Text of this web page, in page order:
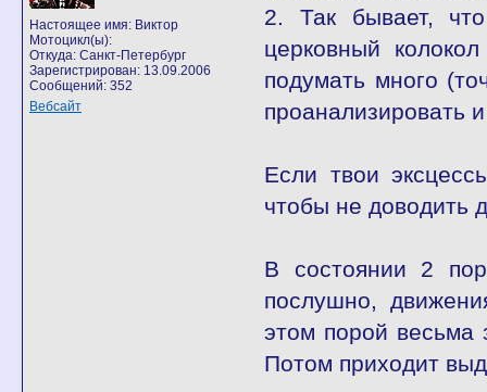
Настоящее имя: Виктор
Мотоцикл(ы):
Откуда: Санкт-Петербург
Зарегистрирован: 13.09.2006
Сообщений: 352
Вебсайт
2. Так бывает,
церковный
подумать много
проанализировать
Если твои
чтобы не доводить
В состоянии 2
послушно,
этом порой
Потом приходит